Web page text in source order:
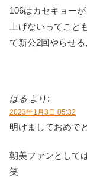
106はカセキョー
上げないってこと
て新公2回やらせる
はる より:
2023年1月3日 05:32
明けましておめで
朝美ファンとして
笑